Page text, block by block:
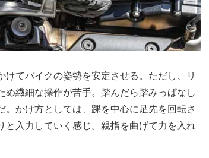
てバイクの姿勢を安定させる。ただし、リ
繊細な操作が苦手。踏んだら踏みっぱなし
かけ方としては、踝を中心に足先を回転さ
と入力していく感じ。親指を曲げて力を入れ